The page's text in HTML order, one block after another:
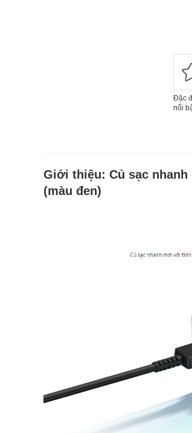
Đặc
nổi
Giới thiệu: Củ sạc nhanh
(màu đen)